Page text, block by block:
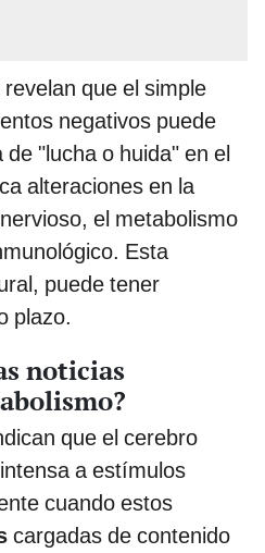
que el simple
negativos puede
"lucha o huida" en el
alteraciones en la
el metabolismo
Esta
puede tener
plazo.
noticias
que el cerebro
a estímulos
cuando estos
cargadas de contenido